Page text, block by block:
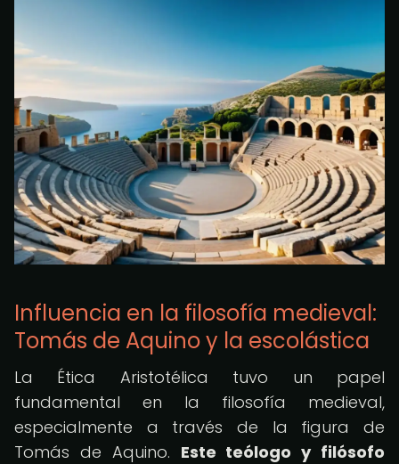
Influencia en la filosofía medieval:
Tomás de Aquino y la escolástica
La Ética Aristotélica tuvo un papel
fundamental en la filosofía medieval,
especialmente a través de la figura de
Tomás de Aquino. Este teólogo y filósofo